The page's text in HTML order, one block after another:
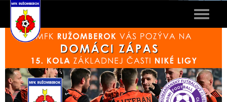
Toggle